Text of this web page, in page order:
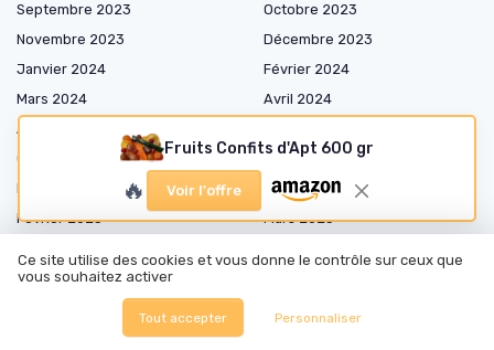
Fruits Confits d'Apt 600 gr
🔥 Voir l'offre
Septembre 2023
Octobre 2023
Novembre 2023
Décembre 2023
Janvier 2024
Février 2024
Mars 2024
Avril 2024
Août 2024
Octobre 2024
Novembre 2024
Décembre 2024
Janvier 2025
Février 2025
Mars 2025
Juin 2025
Ce site utilise des cookies et vous donne le contrôle sur ceux que
vous souhaitez activer
Tout accepter Personnaliser